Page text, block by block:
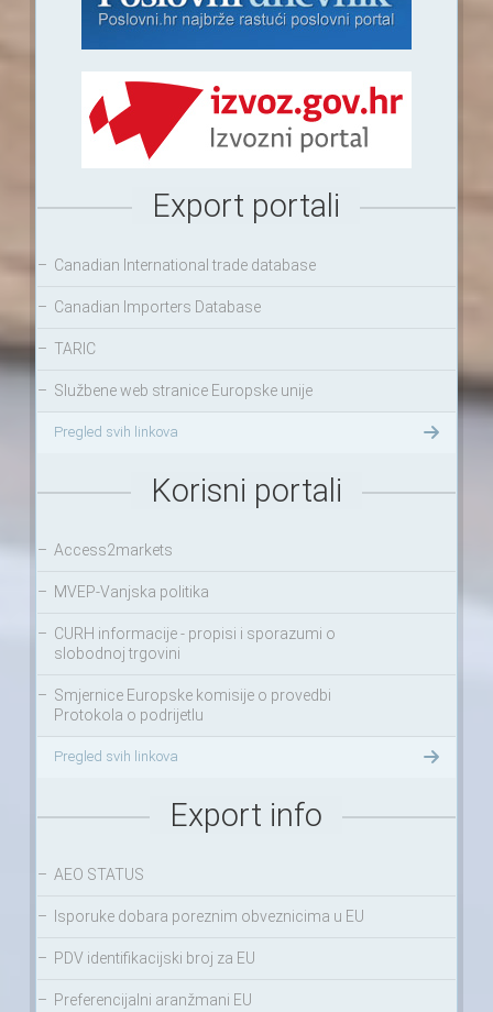
Export portali
– Canadian International trade database
– Canadian Importers Database
– TARIC
– Službene web stranice Europske unije
Pregled svih linkova
Korisni portali
– Access2markets
– MVEP-Vanjska politika
– CURH informacije - propisi i sporazumi o
slobodnoj trgovini
– Smjernice Europske komisije o provedbi
Protokola o podrijetlu
Pregled svih linkova
Export info
– AEO STATUS
– Isporuke dobara poreznim obveznicima u EU
– PDV identifikacijski broj za EU
– Preferencijalni aranžmani EU